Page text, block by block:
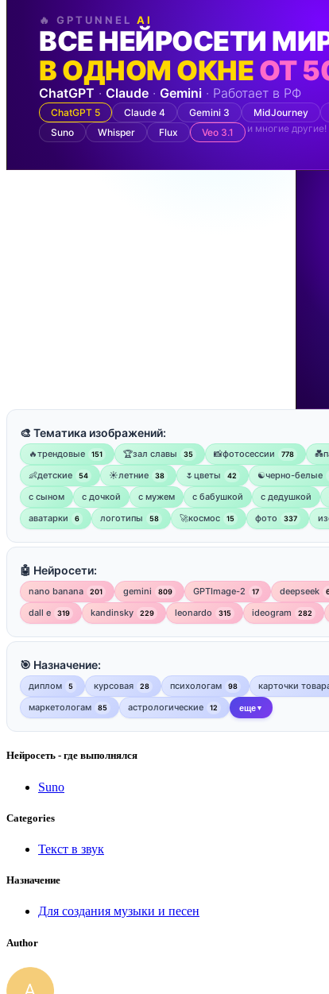
🔥 GPTUNNEL AI
ВСЕ НЕЙРОСЕТИ
В ОДНОМ ОКНЕОТ
ChatGPT · Claude · Gemini · Работает в РФ
ChatGPT 5 Claude 4 Gemini 3 MidJourney
Suno
Whisper Flux Veo 3.1 и многие другие!
🎨 Тематика изображений:
🔥трендовые 151 🏆зал славы 35 📸фотосессии 778
👶детские 54 ☀️летние 38 🌷цветы 42 ☯︎черно-белые
с сыном
с дочкой с мужем с бабушкой с дедушкой
аватарки 6 логотипы 58 🚀космос 15 фото 337
🤖 Нейросети:
nano banana 201 gemini 809 GPTImage-2 17 deepseek
dall e 319 kandinsky 229 leonardo 315 ideogram 282
🎯 Назначение:
диплом 5 курсовая 28 психологам 98 карточки
маркетологам 85 астрологические 12 еще ▼
Нейросеть - где выполнялся
Suno
Categories
Текст в звук
Назначение
Для создания музыки и песен
Author